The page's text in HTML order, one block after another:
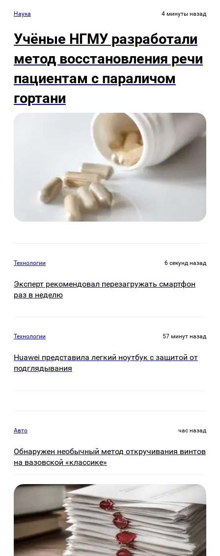
Наука 4 минуты назад
Учёные НГМУ разработали
метод восстановления речи
пациентам с параличом
гортани
Технологии 6 секунд назад
Эксперт рекомендовал перезагружать смартфон
раз в неделю
Технологии 57 минут назад
Huawei представила легкий ноутбук с защитой от
подглядывания
Авто час назад
Обнаружен необычный метод откручивания винтов
на вазовской «классике»